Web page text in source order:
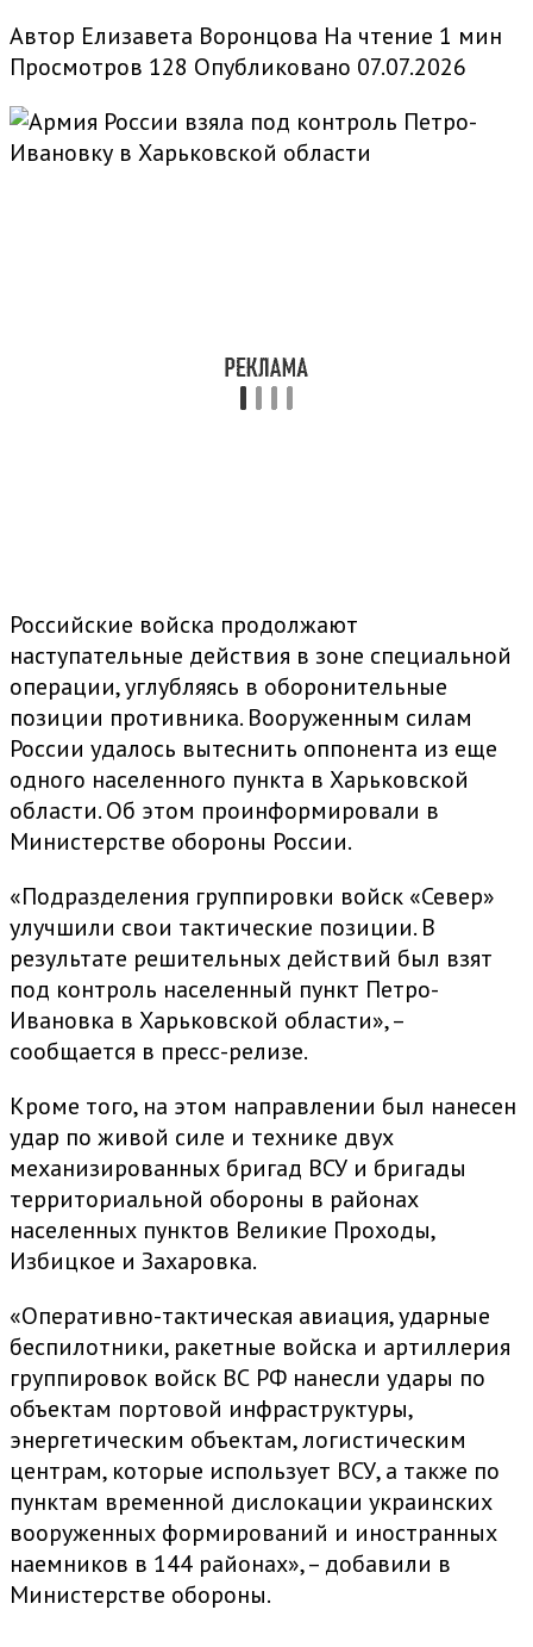
Автор Елизавета Воронцова На чтение 1 мин
Просмотров 128 Опубликовано 07.07.2026
Российские войска продолжают
наступательные действия в зоне специальной
операции, углубляясь в оборонительные
позиции противника. Вооруженным силам
России удалось вытеснить оппонента из еще
одного населенного пункта в Харьковской
области. Об этом проинформировали в
Министерстве обороны России.
«Подразделения группировки войск «Север»
улучшили свои тактические позиции. В
результате решительных действий был взят
под контроль населенный пункт Петро-
Ивановка в Харьковской области», –
сообщается в пресс-релизе.
Кроме того, на этом направлении был нанесен
удар по живой силе и технике двух
механизированных бригад ВСУ и бригады
территориальной обороны в районах
населенных пунктов Великие Проходы,
Избицкое и Захаровка.
«Оперативно-тактическая авиация, ударные
беспилотники, ракетные войска и артиллерия
группировок войск ВС РФ нанесли удары по
объектам портовой инфраструктуры,
энергетическим объектам, логистическим
центрам, которые использует ВСУ, а также по
пунктам временной дислокации украинских
вооруженных формирований и иностранных
наемников в 144 районах», – добавили в
Министерстве обороны.